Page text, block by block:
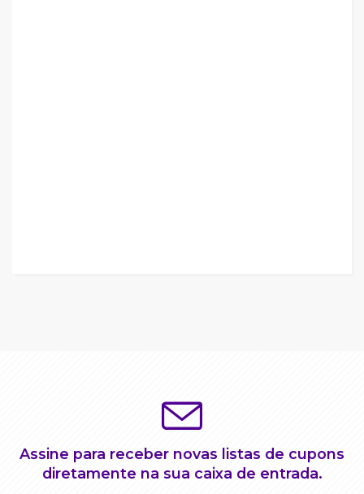
Assine para receber novas listas de cupons
diretamente na sua caixa de entrada.